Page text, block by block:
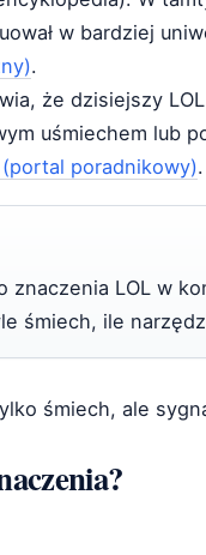
w bardziej
.
że dzisiejszy
uśmiechem lub
poradnikowy).
znaczenia LOL w
śmiech, ile
śmiech, ale